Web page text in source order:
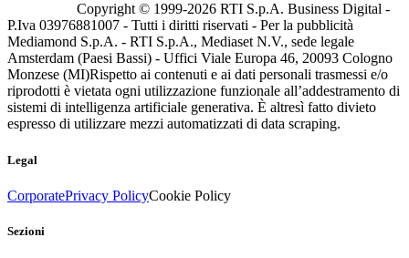
Copyright © 1999-2026 RTI S.p.A. Business Digital -
P.Iva 03976881007 - Tutti i diritti riservati - Per la pubblicità
Mediamond S.p.A. - RTI S.p.A., Mediaset N.V., sede legale
Amsterdam (Paesi Bassi) - Uffici Viale Europa 46, 20093 Cologno
Monzese (MI)Rispetto ai contenuti e ai dati personali trasmessi e/o
riprodotti è vietata ogni utilizzazione funzionale all’addestramento di
sistemi di intelligenza artificiale generativa. È altresì fatto divieto
espresso di utilizzare mezzi automatizzati di data scraping.
Legal
CorporatePrivacy PolicyCookie Policy
Sezioni